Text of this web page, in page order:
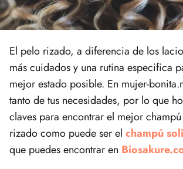
El pelo rizado, a diferencia de los
más cuidados y una rutina especifica
mejor estado posible. En mujer-
tanto de tus necesidades, por lo que
claves para encontrar el mejor
rizado como puede ser el champú
que puedes encontrar en